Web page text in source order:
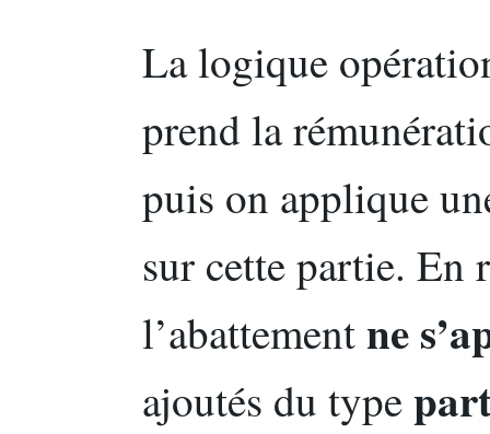
La logique
prend la
puis on applique
sur cette partie. En
l’abattementne
ajoutés du type